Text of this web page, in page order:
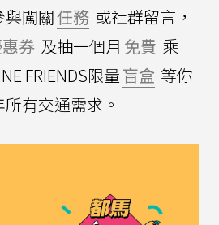
與闖關任務 或社群留言，
券 及抽一個月 免費 乘
FRIENDS限量盲盒 等你
有交通需求。